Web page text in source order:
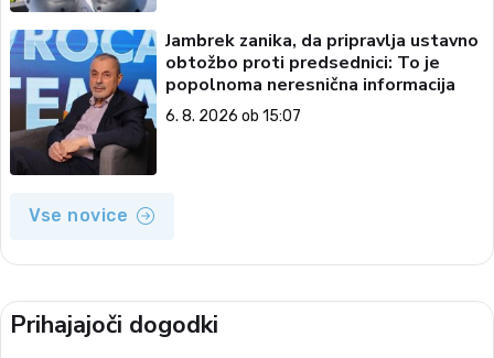
Jambrek zanika, da pripravlja ustavno
obtožbo proti predsednici: To je
popolnoma neresnična informacija
6. 8. 2026 ob 15:07
Vse novice
Prihajajoči dogodki